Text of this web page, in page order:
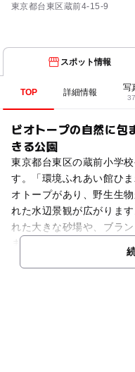
東京都台東区蔵前4-15-9
スポット情報
TOP 詳細情報 写
37
ビオトープの自然に包
きる公園
東京都台東区の蔵前小学
す。「環境ふれあい館ひ
オトープがあり、野生生
れた水辺景観が広がりま
れた大きな砂場や、ブラ